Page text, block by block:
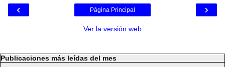
‹ ›
Página Principal
Ver la versión web
Publicaciones más leídas del mes